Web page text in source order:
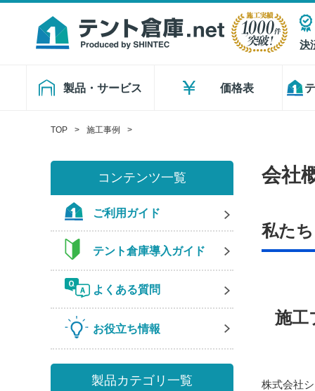
決
製品・サービス 価格表
TOP 施工事例
コンテンツ一覧
ご利用ガイド
テント倉庫導入ガイド
よくある質問
お役立ち情報
製品カテゴリ一覧
会社
私た
施工
株式会社